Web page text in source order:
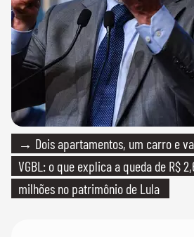
→ Dois apartamentos, um carro e
VGBL: o que explica a queda de R$
milhões no patrimônio de Lula